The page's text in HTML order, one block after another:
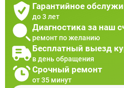
Гарантийное
до 3 лет
Диагностика за наш
ремонт по желанию
Бесплатный выезд
в день обращения
Срочный ремонт
от 35 минут